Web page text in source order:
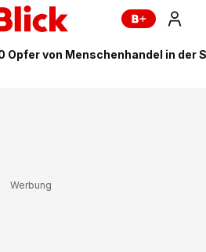
Opfer von Menschenhandel in der